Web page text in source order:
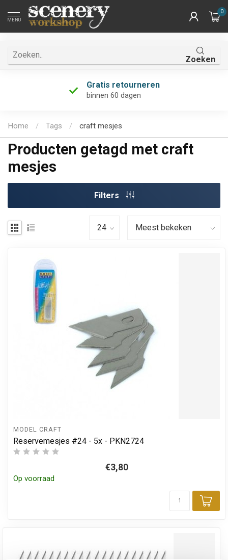
MENU
0
Zoeken
Gratis retourneren
binnen 60 dagen
Home / Tags / craft mesjes
Producten getagd met craft
mesjes
Filters
MODEL CRAFT
Reservemesjes #24 - 5x - PKN2724
€3,80
Op voorraad